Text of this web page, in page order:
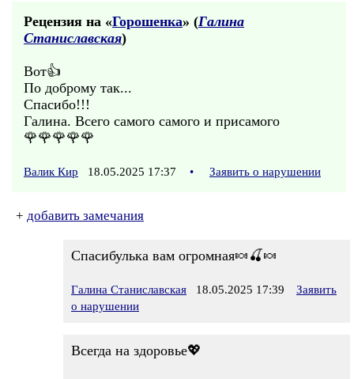
Рецензия на «Горошенка» (Галина
Станиславская)
Вот👍
По доброму так...
Спасибо!!!
Галина. Всего самого самого и присамого
🌹🌹🌹🌹🌹
Валик Кир 18.05.2025 17:37 • Заявить о нарушении
+ добавить замечания
Спасибулька вам огромная🍬🍒🍬
Галина Станиславская 18.05.2025 17:39
Заявить
о нарушении
Всегда на здоровье💖